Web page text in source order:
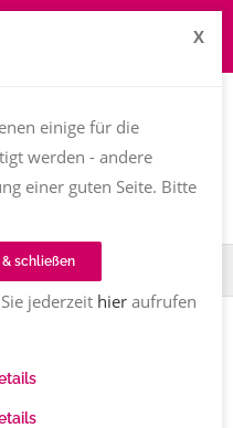
Kampagnen
X
einige für die
werden - andere
einer guten Seite. Bitte
schließen
jederzeit hieraufrufen